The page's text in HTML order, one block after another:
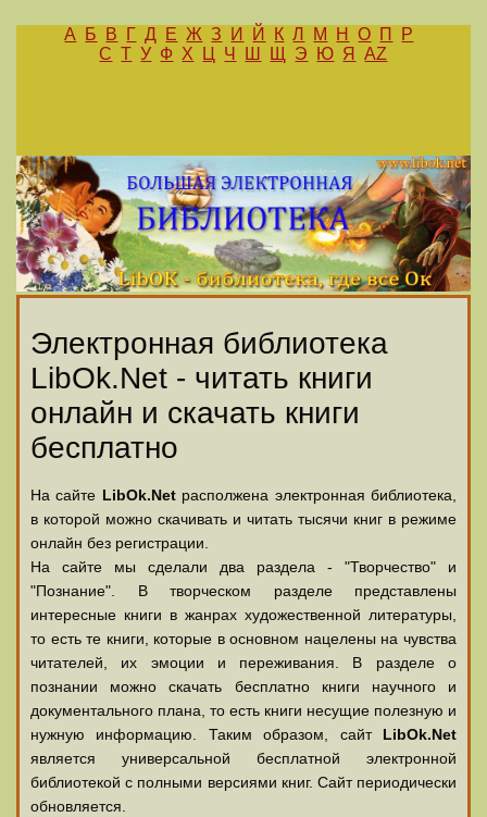
А Б В Г Д Е Ж З И Й К Л М Н О П
Р
С Т У Ф Х Ц Ч Ш Щ Э Ю Я AZ
Электронная библиотека
LibOk.Net - читать книги
онлайн и скачать книги
бесплатно
На сайте LibOk.Netрасполжена электронная библиотека,
в которой можно скачивать и читать тысячи книг в режиме
онлайн без регистрации.
На сайте мы сделали два раздела - "Творчество" и
"Познание". В творческом разделе представлены
интересные книги в жанрах художественной литературы,
то есть те книги, которые в основном нацелены на чувства
читателей, их эмоции и переживания. В разделе о
познании можно скачать бесплатно книги научного и
документального плана, то есть книги несущие полезную и
нужную информацию. Таким образом, сайт LibOk.Net
является универсальной бесплатной электронной
библиотекой с полными версиями книг. Сайт периодически
обновляется.